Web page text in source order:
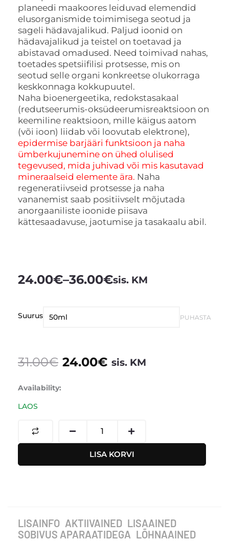
planeedi maakoores leiduvad elemendid
elusorganismide toimimisega seotud ja
sageli hädavajalikud. Paljud ioonid on
hädavajalikud ja teistel on toetavad ja
abistavad omadused. Need toimivad nahas,
toetades spetsiifilisi protsesse, mis on
seotud selle organi konkreetse olukorraga
keskkonnaga kokkupuutel.
Naha bioenergeetika, redokstasakaal
(redutseerumis-oksüdeerumisreaktsioon on
keemiline reaktsioon, mille käigus aatom
(või ioon) liidab või loovutab elektrone),
epidermise barjääri funktsioon ja naha
ümberkujunemine on ühed olulised
tegevused, mida juhivad või mis kasutavad
mineraalseid elemente ära. Naha
regeneratiivseid protsesse ja naha
vananemist saab positiivselt mõjutada
anorgaaniliste ioonide piisava
kättesaadavuse, jaotumise ja tasakaalu abil.
24.00€–36.00€
Hinnavahemik:sis. KM
Suurus PUHASTA
31.00€
Algne
oli:
31.00€.
24.00€
Praegune
on:
24.00€.
sis. KM
Availability:
LAOS
-
kogus
LISA KORVI
LISAINFO AKTIIVAINED LISAAINED
SOBIVUS APARAATIDEGA LÕHNAAINED